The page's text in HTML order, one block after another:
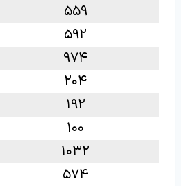
۵۵۹
۵۹۲
۹۷۴
۲۰۴
۱۹۲
۱۰۰
۱۰۳۲
۵۷۴